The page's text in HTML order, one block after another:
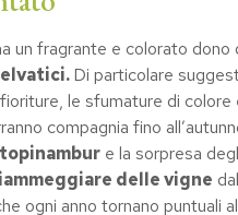
fragrante e colorato dono
Di particolare
le sfumature di
compagnia fino
topinambur e la sorpresa
delle vigne
ogni anno tornano puntuali